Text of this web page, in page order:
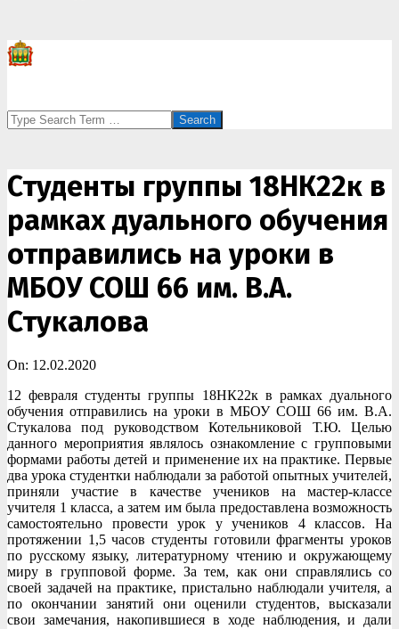
Search
Студенты группы 18НК22к в
рамках дуального обучения
отправились на уроки в
МБОУ СОШ 66 им. В.А.
Стукалова
On: 12.02.2020
12 февраля студенты группы 18НК22к в рамках дуального
обучения отправились на уроки в МБОУ СОШ 66 им. В.А.
Стукалова под руководством Котельниковой Т.Ю. Целью
данного мероприятия являлось ознакомление с групповыми
формами работы детей и применение их на практике. Первые
два урока студентки наблюдали за работой опытных учителей,
приняли участие в качестве учеников на мастер-классе
учителя 1 класса, а затем им была предоставлена возможность
самостоятельно провести урок у учеников 4 классов. На
протяжении 1,5 часов студенты готовили фрагменты уроков
по русскому языку, литературному чтению и окружающему
миру в групповой форме. За тем, как они справлялись со
своей задачей на практике, пристально наблюдали учителя, а
по окончании занятий они оценили студентов, высказали
свои замечания, накопившиеся в ходе наблюдения, и дали